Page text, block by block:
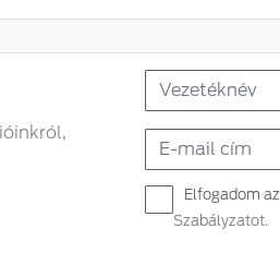
Elfogadom az
Szabályzatot.